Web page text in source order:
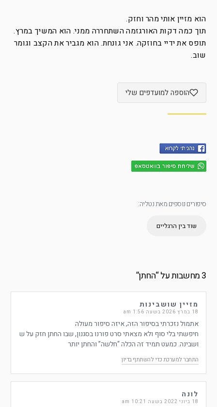
הוא מזיין אותי מהר וחזק.
תוך כמה דקות האורגזמה השתחררה ממני. הוא המשיך במרץ.
תופס את ידיי בחוזקה. אני גונחת. הוא מגביר את הקצב וגומר
שוב.
הוספה למועדפים שלי
סיפורים נוספים מאת נטליה:
שוד בין הרגליים
3 מחשבות על “ החתן”
מזיין שושבינות
18 במרץ 2026 בשעה 1:56 am
אתמול נזכרתי בסיפור הזה, איזה סיפור מעולה
חיפשתי בלי סוף ולא מצאתי סרט פורנו בסגנון, שבו החתן חזק על ש
ושבינה. כמעט תמיד זה הכלה “חלשה” והחתן יותר
התחבר למערכת כדי להשתתף בדיון
לונה
18 ביוני 2022 בשעה 10:21 am